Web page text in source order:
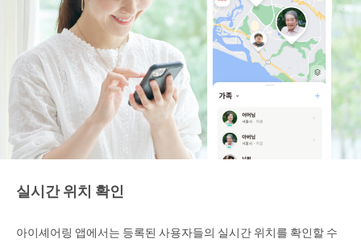
실시간 위치 확인
아이셰어링 앱에서는 등록된 사용자들의 실시간 위치를 확인할 수